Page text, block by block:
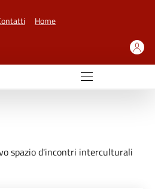
Home
spazio d'incontri interculturali